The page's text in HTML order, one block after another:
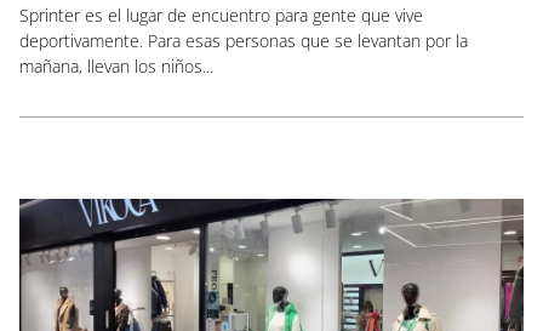
Sprinter es el lugar de encuentro para gente que vive
deportivamente. Para esas personas que se levantan por la
mañana, llevan los niños...